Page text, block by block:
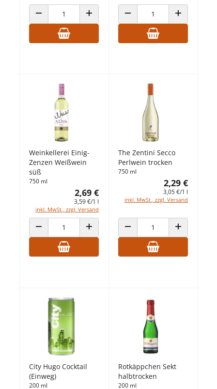
ANZAHL VERRINGERNANZAHL ERHÖHENANZAHL VERRINGERNANZAHL
Weinkellerei Einig-
Zenzen Weißwein
süß
750 ml
2,69 €
3,59 €/1 l
inkl. MwSt., zzgl. Versand
ANZAHL VERRINGERNANZAHL ERHÖHEN
The Zentini Secco
Perlwein trocken
750 ml
2,29 €
3,05 €/1 l
inkl. MwSt., zzgl. Versand
ANZAHL VERRINGERNANZAHL
City Hugo Cocktail
(Einweg)
200 ml
Rotkäppchen Sekt
halbtrocken
200 ml